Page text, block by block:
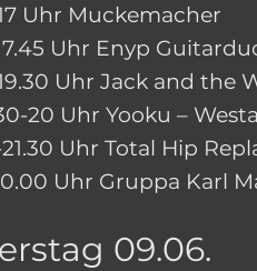
Uhr Muckemacher
Uhr Enyp
Uhr Jack and the
20 Uhr Yooku –
Uhr Total Hip
Uhr Gruppa Karl
09.06.